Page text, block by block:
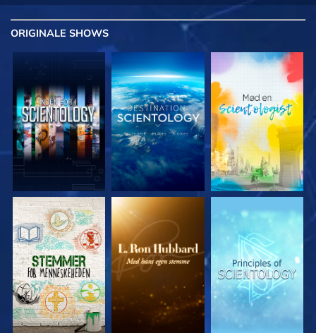
ORIGINALE SHOWS
UDFORSK SERIEN UDFORSK SERIEN UDFORSK SERIEN